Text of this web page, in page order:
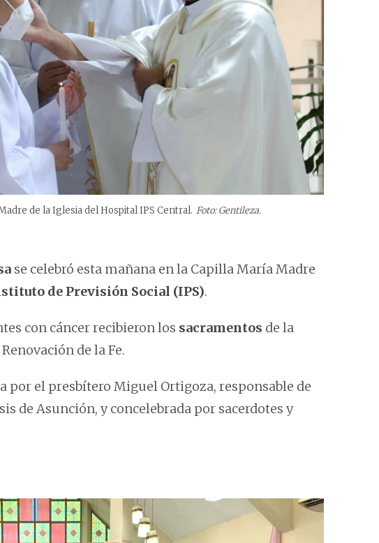
de la Iglesia del Hospital IPS Central. Foto: Gentileza.
se celebró esta mañana en la Capilla María Madre
de Previsión Social (IPS).
con cáncer recibieron los sacramentos de la
de la Fe.
por el presbítero Miguel Ortigoza, responsable de
de Asunción, y concelebrada por sacerdotes y